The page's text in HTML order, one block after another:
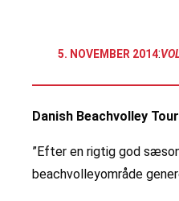
5. NOVEMBER 2014:
Danish Beachvolley
”Efter en rigtig god
beachvolleyområde